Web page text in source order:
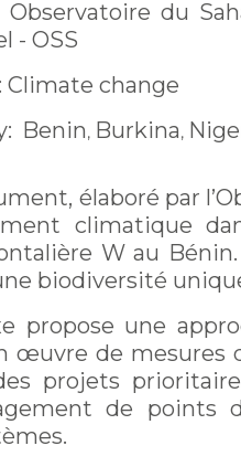
Observatoire du
- OSS
Climate change
Benin, Burkina,
élaboré par
climatique
W au
biodiversité
propose une
œuvre de mesures
projets
de points